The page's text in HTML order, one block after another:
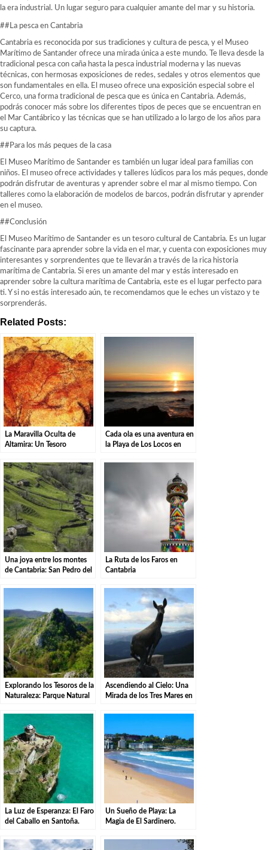
la era industrial. Un lugar seguro para cualquier amante del mar y su historia.
##La pesca en Cantabria
Cantabria es reconocida por sus tradiciones y cultura de pesca, y el Museo
Marítimo de Santander ofrece una mirada única a este mundo. Te lleva desde la
tradicional pesca con caña hasta la pesca industrial moderna y las nuevas
técnicas, con hermosas exposiciones de redes, sedales y otros elementos que
son fundamentales en ella. El museo ofrece una exposición especial sobre el
Cerco, una forma tradicional de pesca que es única en Cantabria. Además,
podrás conocer más sobre los diferentes tipos de peces que se encuentran en
el Mar Cantábrico y las técnicas que se han utilizado a lo largo de los años para
su captura.
##Para los más peques de la casa
El Museo Marítimo de Santander es también un lugar ideal para familias con
niños. El museo ofrece actividades y talleres lúdicos para los más peques, donde
podrán disfrutar de aventuras y aprender sobre el mar al mismo tiempo. Con
talleres como la elaboración de modelos de barcos, podrán disfrutar y aprender
en el museo.
##Conclusión
El Museo Marítimo de Santander es un tesoro cultural de Cantabria. Es un lugar
fascinante para aprender sobre la vida en el mar, y cuenta con exposiciones muy
interesantes y sorprendentes que te llevarán a través de la rica historia
marítima de Cantabria. Si eres un amante del mar y estás interesado en
aprender sobre la cultura marítima de Cantabria, este es el lugar perfecto para
ti. Y si no estás interesado aún, te recomendamos que le eches un vistazo y te
sorprenderás.
Related Posts:
La Maravilla Oculta de
Altamira: Un Tesoro
Cada ola es una aventura en
la Playa de Los Locos en
Una joya entre los montes
de Cantabria: San Pedro del
La Ruta de los Faros en
Cantabria
Explorando los Tesoros de la
Naturaleza: Parque Natural
Tudanca.
Ascendiendo al Cielo: Una
Mirada de los Tres Mares en
La Luz de Esperanza: El Faro
del Caballo en Santoña.
Un Sueño de Playa: La
Magia de El Sardinero.